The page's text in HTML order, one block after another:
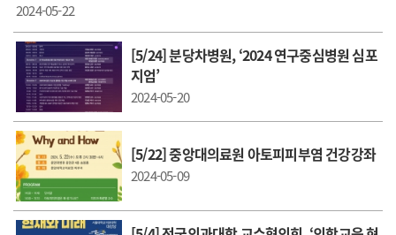
2024-05-22
[5/24] 분당차병원, ‘2024 연구중심병원 심포
지엄’
2024-05-20
[5/22] 중앙대의료원 아토피피부염 건강강좌
2024-05-09